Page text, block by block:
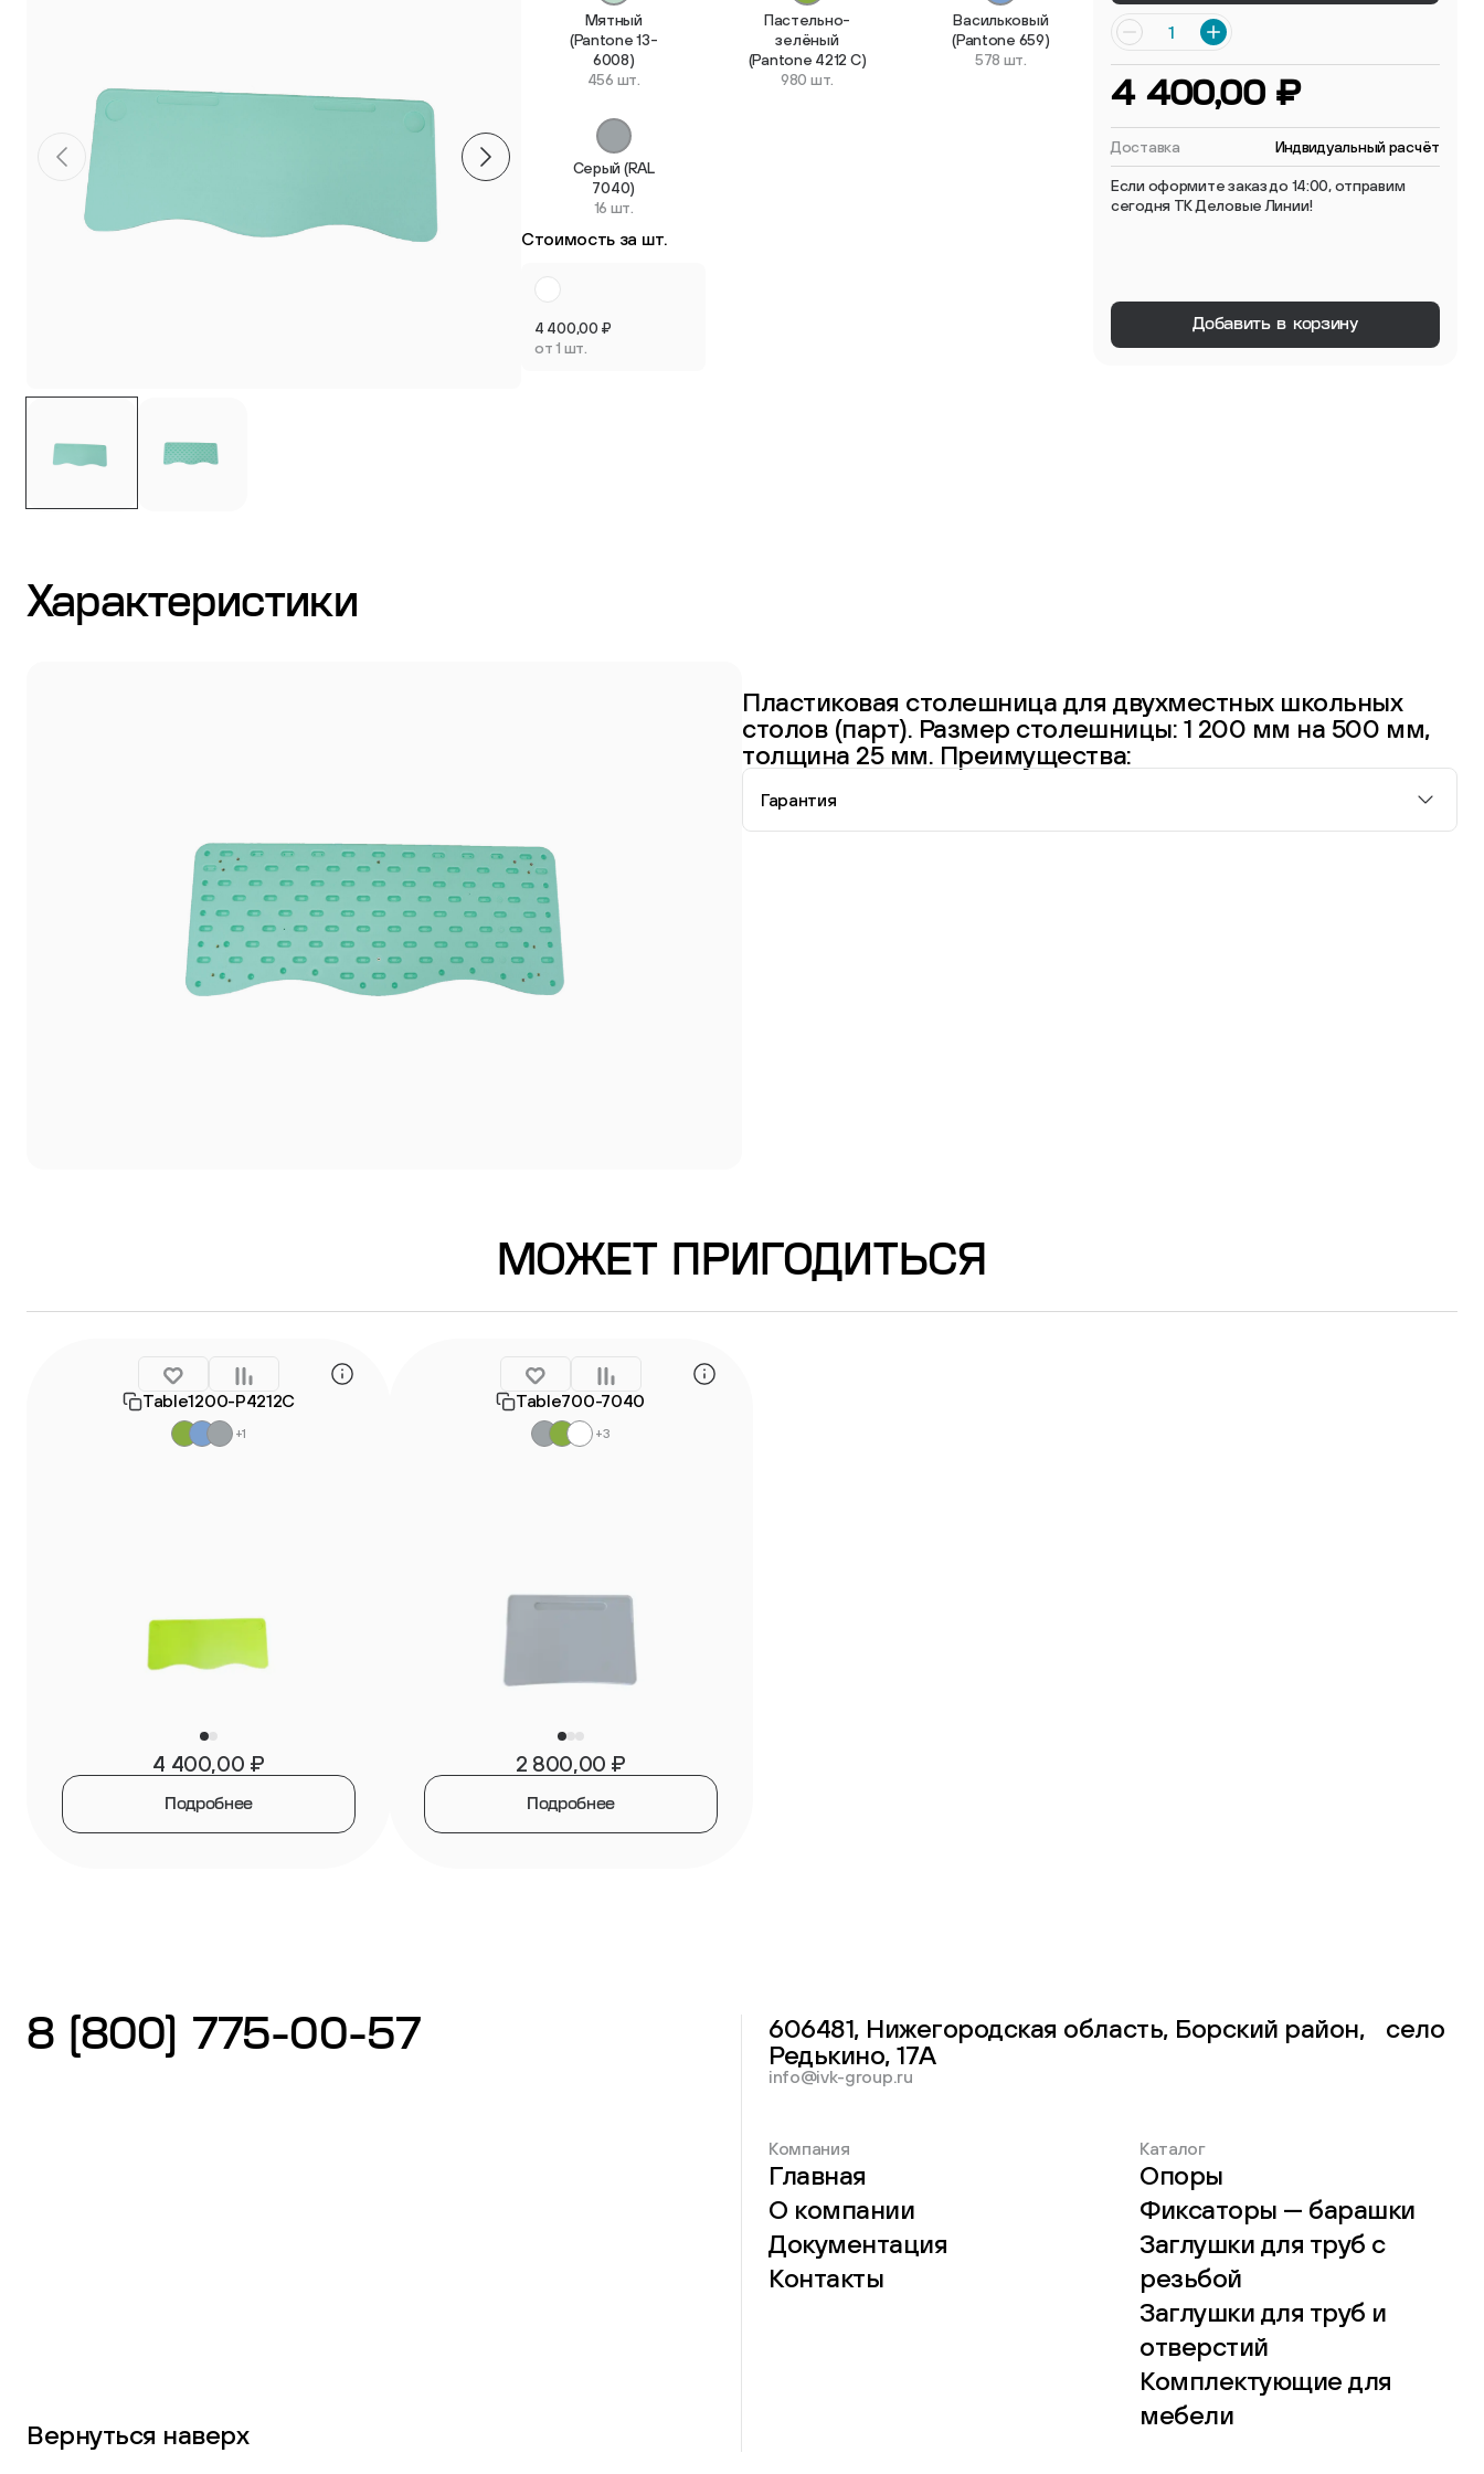
Мятный
(Pantone 13-
6008)
456 шт.
Пастельно-
зелёный
(Pantone 4212 C)
980 шт.
Васильковый
(Pantone 659)
578 шт.
Серый (RAL
7040)
16 шт.
Стоимость за шт.
4 400,00 ₽
от 1 шт.
4 400,00 ₽
Доставка Индвидуальный расчёт
Если оформите заказ до 14:00, отправим
сегодня ТК Деловые Линии!
Добавить в корзину
Характеристики
Пластиковая столешница для двухместных школьных
столов (парт). Размер столешницы: 1 200 мм на 500 мм,
толщина 25 мм. Преимущества:
Гарантия
МОЖЕТ ПРИГОДИТЬСЯ
Table1200-P4212C
+1
4 400,00 ₽
Подробнее
Table700-7040
+3
2 800,00 ₽
Подробнее
8 (800) 775-00-57
Вернуться наверх
606481, Нижегородская область, Борский район, село
Редькино, 17А
info@ivk-group.ru
Компания
Главная
О компании
Документация
Контакты
Каталог
Опоры
Фиксаторы — барашки
Заглушки для труб с
резьбой
Заглушки для труб и
отверстий
Комплектующие для
мебели
Пластиковые спинки и сиденья для
Комплектующие для мебели
Круглые мебельные опоры
9 товаров
Квадратные мебельные опоры
Опоры колёсные
Перейти в каталог